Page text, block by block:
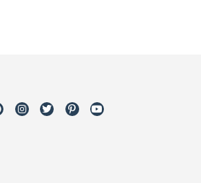
FacebookInstagram
TwitterPinterestYoutube